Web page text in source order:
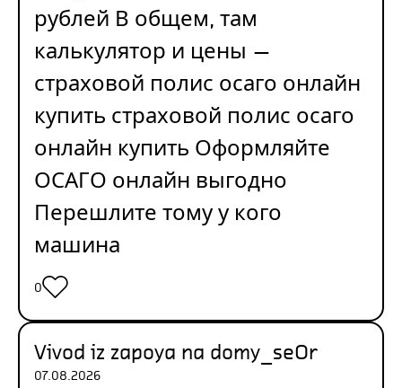
рублей В общем, там
калькулятор и цены —
страховой полис осаго онлайн
купить страховой полис осаго
онлайн купить Оформляйте
ОСАГО онлайн выгодно
Перешлите тому у кого
машина
0
Vivod iz zapoya na domy_seOr
07.08.2026